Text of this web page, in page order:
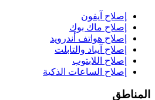
إصلاح آيفون
إصلاح ماك بوك
إصلاح هواتف أندرويد
إصلاح آيباد والتابلت
إصلاح اللابتوب
إصلاح الساعات الذكية
المناطق